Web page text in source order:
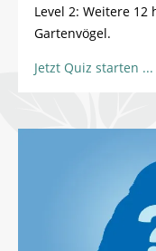
Level 2: Weitere
Gartenvögel.
Jetzt Quiz starten